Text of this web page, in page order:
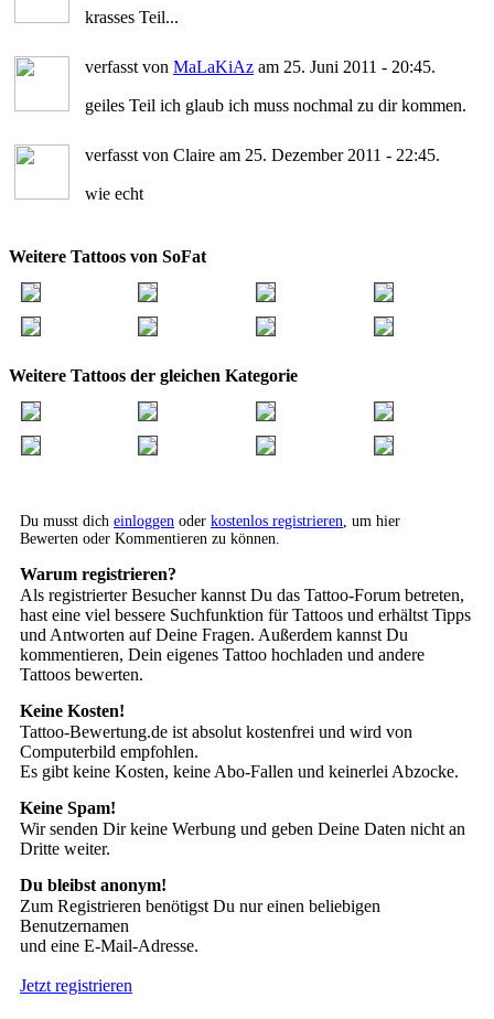
krasses Teil...
verfasst von MaLaKiAz am 25. Juni 2011 - 20:45.
geiles Teil ich glaub ich muss nochmal zu dir kommen.
verfasst von Claire am 25. Dezember 2011 - 22:45.
wie echt
Weitere Tattoos von SoFat
Weitere Tattoos der gleichen Kategorie
Du musst dich einloggen oder kostenlos registrieren , um hier
Bewerten oder Kommentieren zu können.
Warum registrieren?
Als registrierter Besucher kannst Du das Tattoo-Forum betreten,
hast eine viel bessere Suchfunktion für Tattoos und erhältst Tipps
und Antworten auf Deine Fragen. Außerdem kannst Du
kommentieren, Dein eigenes Tattoo hochladen und andere
Tattoos bewerten.
Keine Kosten!
Tattoo-Bewertung.de ist absolut kostenfrei und wird von
Computerbild empfohlen.
Es gibt keine Kosten, keine Abo-Fallen und keinerlei Abzocke.
Keine Spam!
Wir senden Dir keine Werbung und geben Deine Daten nicht an
Dritte weiter.
Du bleibst anonym!
Zum Registrieren benötigst Du nur einen beliebigen
Benutzernamen
und eine E-Mail-Adresse.
Jetzt registrieren